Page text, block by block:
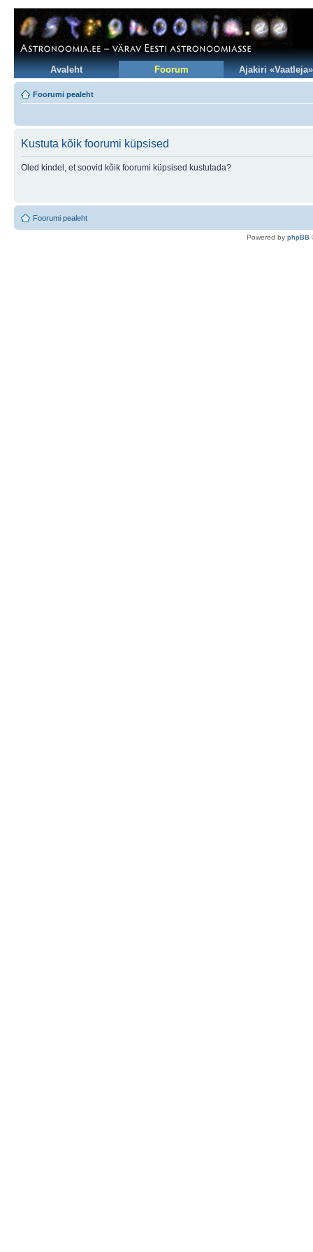
Avaleht Foorum Ajakiri «Vaatleja»
Foorumi pealeht
Kustuta kõik foorumi küpsised
Oled kindel, et soovid kõik foorumi küpsised kustutada?
Foorumi pealeht
Powered by phpBB